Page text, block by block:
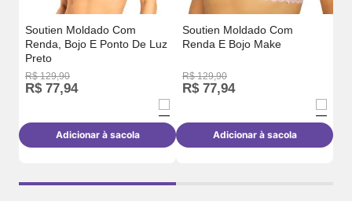
Soutien Moldado Com
Renda, Bojo E Ponto De Luz
Preto
R$ 129,90
R$ 77,94
Adicionar à sacola
Soutien Moldado Com
Renda E Bojo Make
R$ 129,90
R$ 77,94
Adicionar à sacola